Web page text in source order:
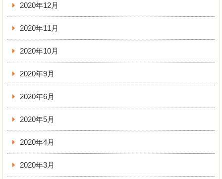
2020年12月
2020年11月
2020年10月
2020年9月
2020年6月
2020年5月
2020年4月
2020年3月